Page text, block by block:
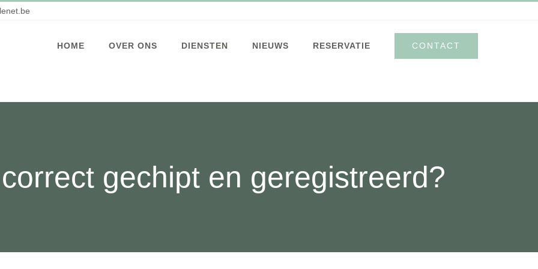
HOME OVER ONS DIENSTEN NIEUWS RESERVATIE CONTACT
gechipt en geregistreerd?